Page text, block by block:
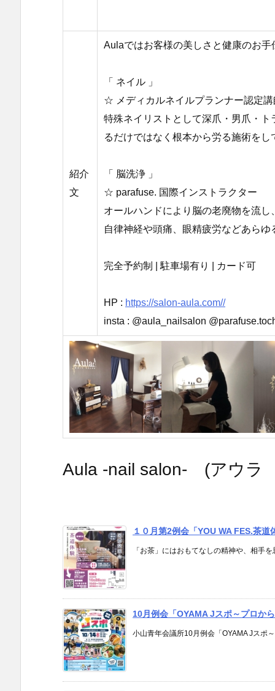
紹介
文
Aulaではお客様の美しさと健康のお
「 ネイル 」
☆ メディカルネイルプランナー認定講
特殊ネイリストとして深爪・男爪・
るだけではなく根本から労る施術をし
「 脳洗浄 」
☆ parafuse. 国際インストラクター
オールハンドにより脳の老廃物を流
自律神経や頭痛、眼精疲労などあら
完全予約制 | 駐車場有り | カード可
HP : https://salon-aula.com//
insta : @aula_nailsalon
Aula -nail salon- (アウラ
１０月第2例会「YOU WA FES.茶
「お茶」にはおもてなしの精神や、相手
10月例会「OYAMA Jスポ～プロか
小山青年会議所10月例会「OYAMA Jスポ